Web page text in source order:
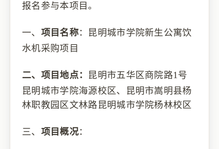
报名参与本项目。
一、 项目名称： 昆明城市学院新生公寓饮
水机采购项目
二、 项目地点： 昆明市五华区商院路1号
昆明城市学院海源校区、昆明市嵩明县杨
林职教园区文林路昆明城市学院杨林校区
三、 项目概况：